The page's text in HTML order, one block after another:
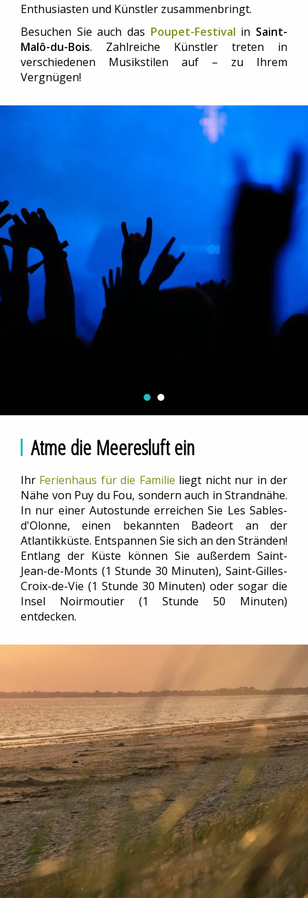
Enthusiasten und Künstler zusammenbringt.
Besuchen Sie auch das Poupet-Festival in Saint-
Malô-du-Bois. Zahlreiche Künstler treten in
verschiedenen Musikstilen auf – zu Ihrem
Vergnügen!
Atme die Meeresluft ein
Ihr Ferienhaus für die Familie liegt nicht nur in der
Nähe von Puy du Fou, sondern auch in Strandnähe.
In nur einer Autostunde erreichen Sie Les Sables-
d'Olonne, einen bekannten Badeort an der
Atlantikküste. Entspannen Sie sich an den Stränden!
Entlang der Küste können Sie außerdem Saint-
Jean-de-Monts (1 Stunde 30 Minuten), Saint-Gilles-
Croix-de-Vie (1 Stunde 30 Minuten) oder sogar die
Insel Noirmoutier (1 Stunde 50 Minuten)
entdecken.